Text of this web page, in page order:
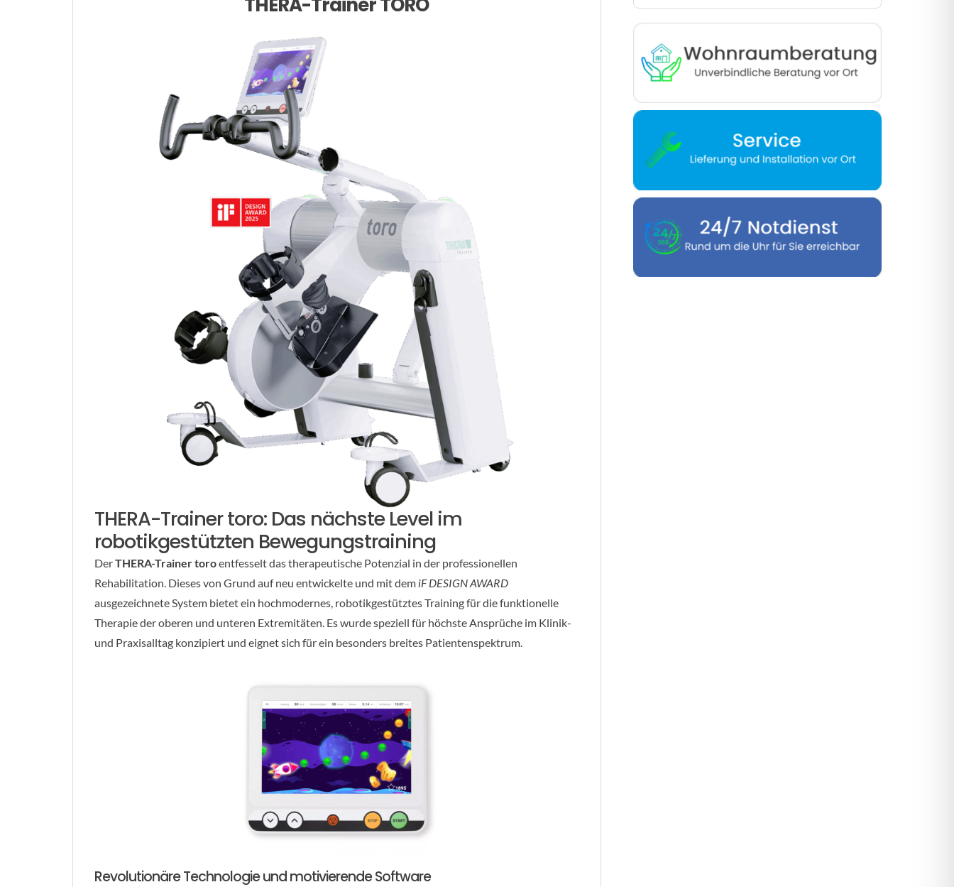
THERA-Trainer toro: Das nächste Level im
robotikgestützten Bewegungstraining
DerTHERA-Trainer toroentfesselt das therapeutische Potenzial in der professionellen
Rehabilitation. Dieses von Grund auf neu entwickelte und mit dem iF DESIGN AWARD
ausgezeichnete System bietet ein hochmodernes, robotikgestütztes Training für die funktionelle
Therapie der oberen und unteren Extremitäten. Es wurde speziell für höchste Ansprüche im Klinik-
und Praxisalltag konzipiert und eignet sich für ein besonders breites Patientenspektrum.
Revolutionäre Technologie und motivierende Software